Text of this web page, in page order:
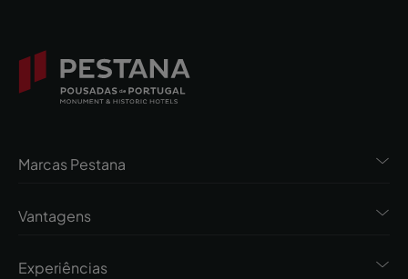
Marcas Pestana
Vantagens
Experiências